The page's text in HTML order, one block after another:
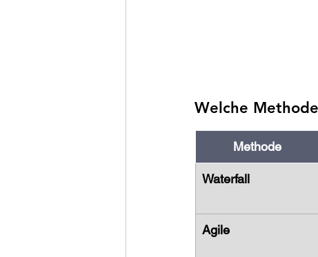
Welche
Methode
Waterfall
Agile